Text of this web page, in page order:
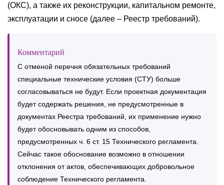
(ОКС), а также их реконструкции, капитальном ремонте,
эксплуатации и сносе (далее – Реестр требований).
Комментарий
С отменой перечня обязательных требований
специальные технические условия (СТУ) больше
согласовываться не будут. Если проектная документация
будет содержать решения, не предусмотренные в
документах Реестра требований, их применение нужно
будет обосновывать одним из способов,
предусмотренных ч. 6 ст. 15 Технического регламента.
Сейчас такое обоснование возможно в отношении
отклонения от актов, обеспечивающих добровольное
соблюдение Технического регламента.